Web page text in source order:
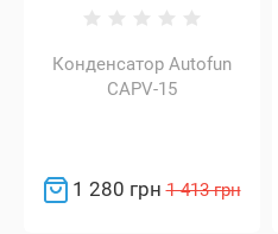
Конденсатор Autofun
CAPV-15
1 280 грн 1 413 грн